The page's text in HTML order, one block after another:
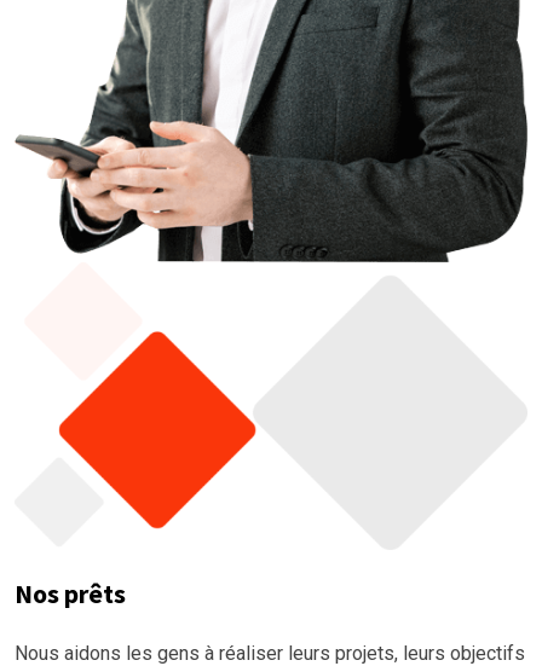
Nos prêts
Nous aidons les gens à réaliser leurs projets, leurs objectifs